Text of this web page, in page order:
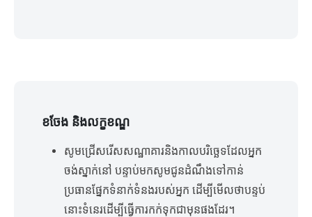
ខចែង និងលក្ខខណ្ឌ
សូមជ្រើសរើសសណ្ឋាគារនិងកាលបរិច្ឆេទដែលអ្នក
ចង់ស្នាក់នៅ បន្ទាប់មកសូមជូនដំណឹងទៅកាន់
ប្រធានផ្នែកទំនាក់ទំនងរបស់អ្នក ដើម្បីមើលថាបន្ទប់
នោះទំនេរដើម្បីធ្វើការកក់ទុកជាមុនផងដែរ។